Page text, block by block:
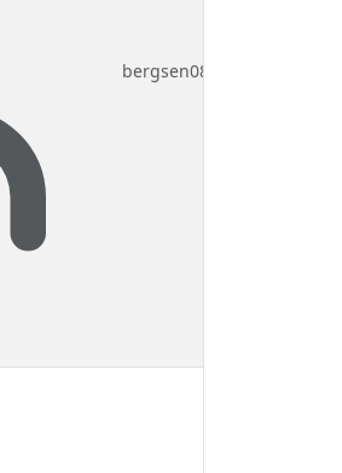
bergsen08